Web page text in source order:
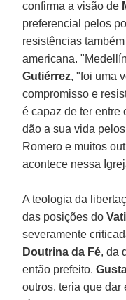
confirma a visão de
preferencial pelos
resistências
americana.
Gutiérrez, "foi uma
compromisso e
é capaz de ter entre
dão a sua vida
Romero e muitos
acontece nessa
A teologia da
das posições do
severamente
Doutrina da Fé, da
então prefeito.
outros, teria que